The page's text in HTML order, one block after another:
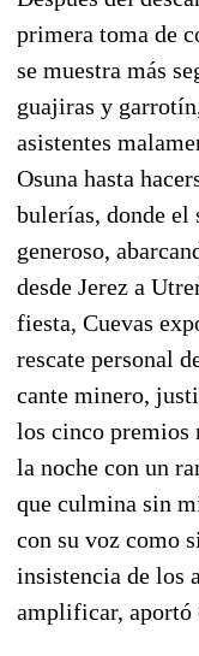
primera toma de
se muestra más
guajiras y
asistentes
Osuna hasta
bulerías, donde
generoso,
desde Jerez a
fiesta, Cuevas
rescate personal
cante minero,
los cinco premios
la noche con un
que culmina sin
con su voz como
insistencia de los
amplificar, aportó